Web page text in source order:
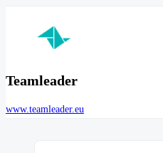
Teamleader
www.teamleader.eu